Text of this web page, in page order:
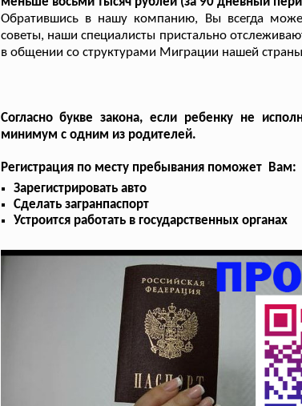
Обратившись в нашу компанию, Вы всегда
советы, наши специалисты пристально
в общении со структурами Миграции нашей
Согласно букве закона, если ребенку не
минимум с одним из родителей.
Регистрация по месту пребывания поможет Вам:
Зарегистрировать авто
Сделать загранпаспорт
Устроится работать в государственных органах